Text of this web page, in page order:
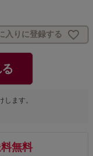
入りに登録する
します。
無料